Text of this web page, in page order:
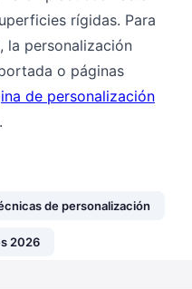
rígidas. Para
la personalización
o páginas
de personalización
de personalización
2026